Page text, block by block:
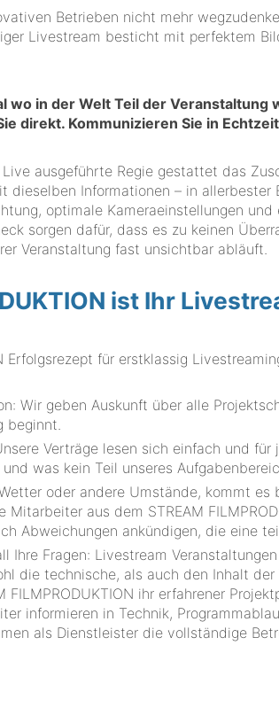
Betrieben nicht mehr
Livestream besticht mit perfektem
wo in der Welt Teil der Veranstaltung
direkt. Kommunizieren Sie in
ausgeführte Regie gestattet das
dieselben Informationen – in
optimale Kameraeinstellungen
sorgen dafür, dass es zu keinen
Veranstaltung fast unsichtbar abläuft.
ist Ihr
Erfolgsrezept für erstklassig
Wir geben Auskunft über alle
beginnt.
Verträge lesen sich einfach und
was kein Teil unseres
oder andere Umstände, kommt
Mitarbeiter aus dem STREAM
Abweichungen ankündigen, die eine
Ihre Fragen: Livestream
die technische, als auch den Inhalt
FILMPRODUKTION ihr erfahrener
informieren in Technik,
als Dienstleister die vollständige